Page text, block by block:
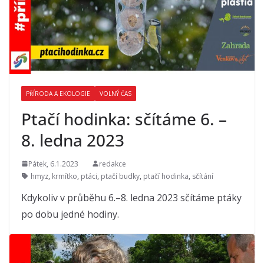
PŘÍRODA A EKOLOGIE VOLNÝ ČAS
Ptačí hodinka: sčítáme 6. –
8. ledna 2023
Pátek, 6.1.2023
redakce
hmyz, krmítko, ptáci, ptačí budky, ptačí hodinka, sčítání
Kdykoliv v průběhu 6.–8. ledna 2023 sčítáme ptáky
po dobu jedné hodiny.